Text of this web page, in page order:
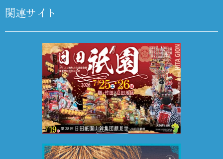
関連サイト